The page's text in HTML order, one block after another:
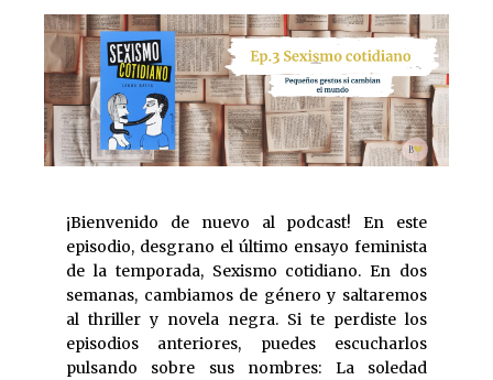
¡Bienvenido de nuevo al podcast! En este
episodio, desgrano el último ensayo feminista
de la temporada, Sexismo cotidiano. En dos
semanas, cambiamos de género y saltaremos
al thriller y novela negra. Si te perdiste los
episodios anteriores, puedes escucharlos
pulsando sobre sus nombres: La soledad